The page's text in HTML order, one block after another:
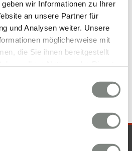
wir Informationen zu Ihrer
an unsere Partner für
und Analysen weiter. Unsere
möglicherweise mit
die Sie ihnen bereitgestellt
Webseite weiterhin nutzen.
Eberbach
Wohnung Eberbach
Eberbach
Grundstücke
Eberbach
Häuser Eberbach
& KOMPETENZ